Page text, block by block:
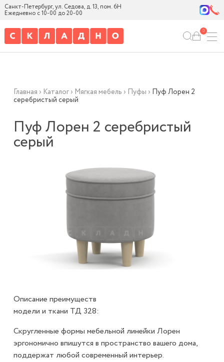
Санкт-Петербург, ул. Седова, д. 13, пом. 6Н
Ежедневно с 10-00 до 20-00
0
Главная › Каталог› Мягкая мебель › Пуфы › Пуф Лорен 2
серебристый серый
Пуф Лорен 2 серебристый
серый
Описание преимуществ
модели и ткани ТД 328:
Скругленные формы мебельной линейки Лорен
эргономично впишутся в пространство вашего дома,
поддержат любой современный интерьер.